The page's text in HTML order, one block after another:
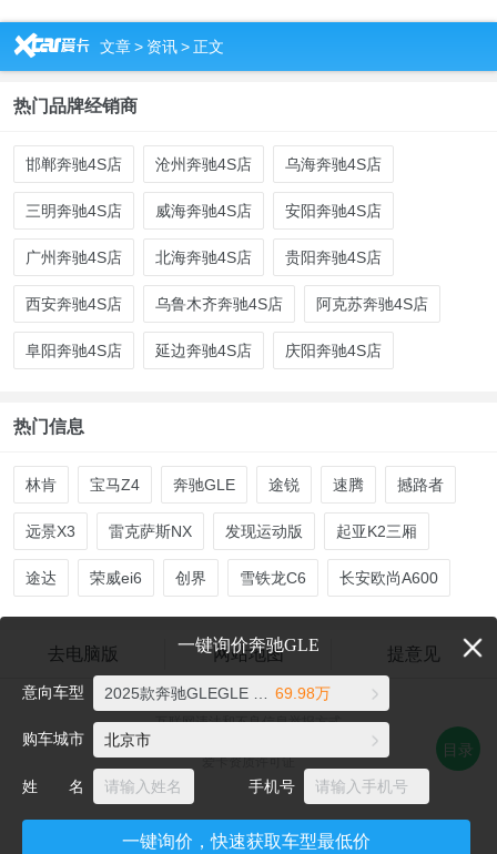
R 文章> 资讯>正文
热门品牌经销商
邯郸奔驰4S店 沧州奔驰4S店 乌海奔驰4S店
三明奔驰4S店 威海奔驰4S店 安阳奔驰4S店
广州奔驰4S店 北海奔驰4S店 贵阳奔驰4S店
西安奔驰4S店 乌鲁木齐奔驰4S店 阿克苏奔驰4S店
阜阳奔驰4S店 延边奔驰4S店 庆阳奔驰4S店
热门信息
林肯 宝马Z4 奔驰GLE 途锐 速腾 撼路者
远景X3 雷克萨斯NX 发现运动版 起亚K2三厢
途达 荣威ei6 创界 雪铁龙C6 长安欧尚A600
去电脑版 网站地图 提意见
爱卡汽车©2026 xcar.com.cn
互联网违法和不良信息举报方式
电话：021-56776072 邮箱：auto@xcar.com
爱卡资质许可证
目录
一键询价奔驰GLE
意向车型 69.98万
购车城市 北京市
姓 名 手机号
一键询价，快速获取车型最低价